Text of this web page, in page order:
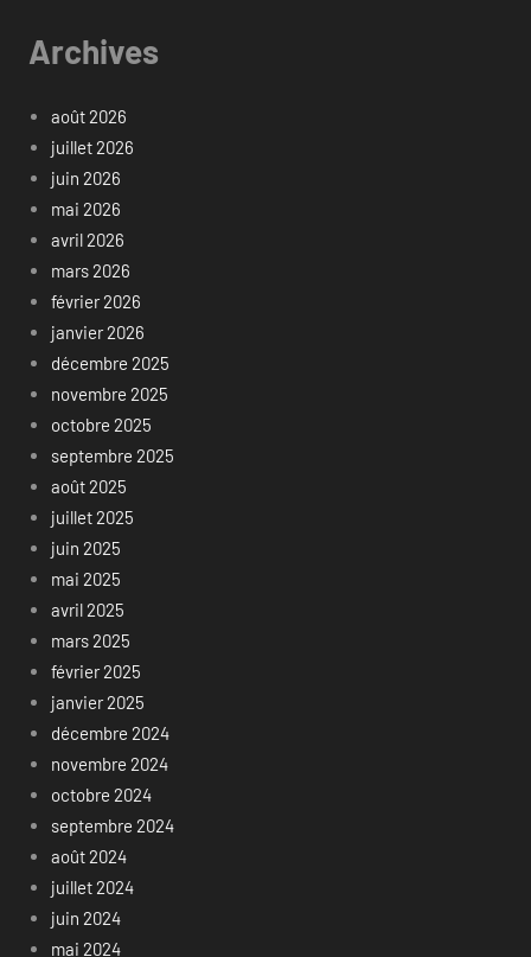
Archives
août 2026
juillet 2026
juin 2026
mai 2026
avril 2026
mars 2026
février 2026
janvier 2026
décembre 2025
novembre 2025
octobre 2025
septembre 2025
août 2025
juillet 2025
juin 2025
mai 2025
avril 2025
mars 2025
février 2025
janvier 2025
décembre 2024
novembre 2024
octobre 2024
septembre 2024
août 2024
juillet 2024
juin 2024
mai 2024